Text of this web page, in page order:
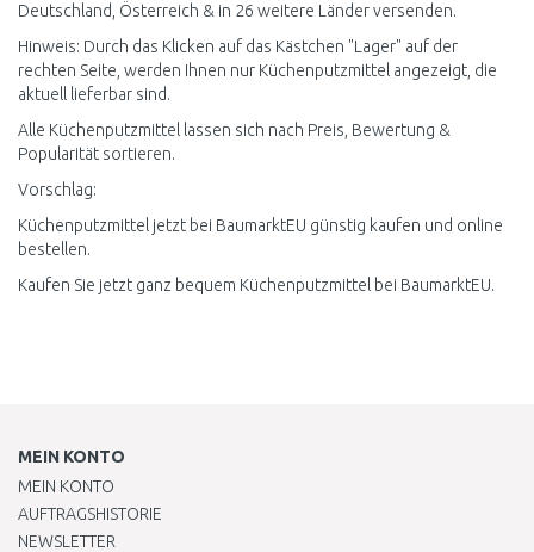
Deutschland, Österreich & in 26 weitere Länder versenden.
Hinweis: Durch das Klicken auf das Kästchen "Lager" auf der
rechten Seite, werden Ihnen nur Küchenputzmittel angezeigt, die
aktuell lieferbar sind.
Alle Küchenputzmittel lassen sich nach Preis, Bewertung &
Popularität sortieren.
Vorschlag:
Küchenputzmittel jetzt bei BaumarktEU günstig kaufen und online
bestellen.
Kaufen Sie jetzt ganz bequem Küchenputzmittel bei BaumarktEU.
MEIN KONTO
MEIN KONTO
AUFTRAGSHISTORIE
NEWSLETTER